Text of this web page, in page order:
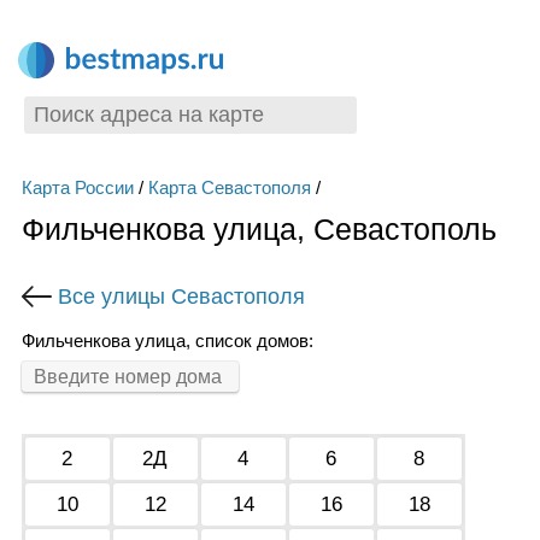
Карта России/ Карта Севастополя /
Фильченкова улица, Севастополь
Все улицы Севастополя
Фильченкова улица, список домов:
2 2Д 4 6
8
10
12 14 16
18